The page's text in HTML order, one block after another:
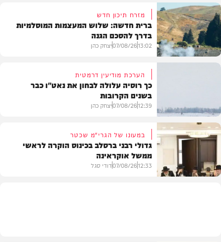
מזרח תיכון חדש
ברית חדשה: שלוש המעצמות המוסלמיות
בדרך להסכם הגנה
13:02
07/08/26יצחק כהן
הערכת מודיעין דרמטית
כך רוסיה עלולה לבחון את נאט"ו כבר
בשנים הקרובות
12:39
07/08/26יצחק כהן
במעונו של הגרי"מ שכטר
גדולי רבני ברסלב בכינוס הוקרה לראשי
ממשל אוקראינה
12:33
07/08/26דודי סגל